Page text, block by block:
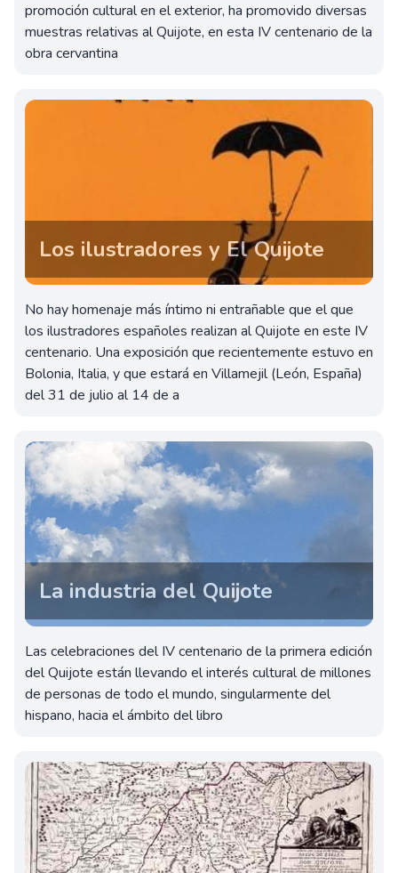
promoción cultural en el exterior, ha promovido diversas
muestras relativas al Quijote, en esta IV centenario de la
obra cervantina
Los ilustradores y El Quijote
No hay homenaje más íntimo ni entrañable que el que
los ilustradores españoles realizan al Quijote en este IV
centenario. Una exposición que recientemente estuvo en
Bolonia, Italia, y que estará en Villamejil (León, España)
del 31 de julio al 14 de a
La industria del Quijote
Las celebraciones del IV centenario de la primera edición
del Quijote están llevando el interés cultural de millones
de personas de todo el mundo, singularmente del
hispano, hacia el ámbito del libro